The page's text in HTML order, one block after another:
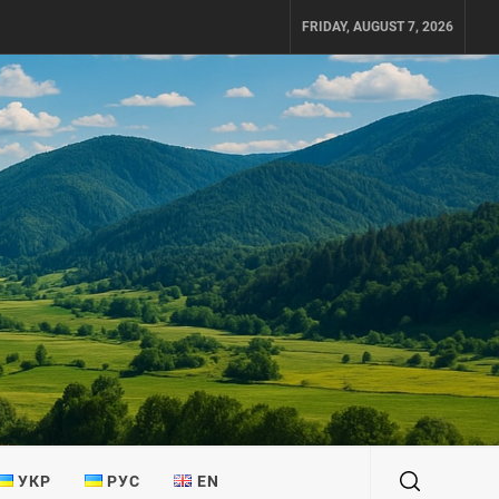
FRIDAY, AUGUST 7, 2026
УКР РУС EN